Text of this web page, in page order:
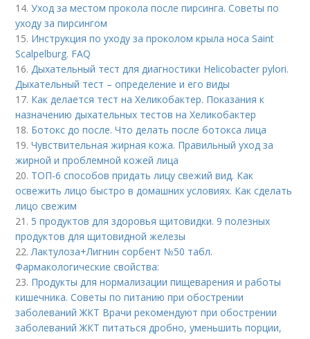
14.Уход за местом прокола после пирсинга. Советы по
уходу за пирсингом
15. Инструкция по уходу за проколом крыла носа Saint
Scalpelburg. FAQ
16. Дыхательный тест для диагностики Helicobacter pylori.
Дыхательный тест – определение и его виды
17. Как делается тест на Хеликобактер. Показания к
назначению дыхательных тестов на Хеликобактер
18. Ботокс до после. Что делать после ботокса лица
19.Чувствительная жирная кожа. Правильный уход за
жирной и проблемной кожей лица
20. ТОП-6 способов придать лицу свежий вид. Как
освежить лицо быстро в домашних условиях. Как сделать
лицо свежим
21. 5 продуктов для здоровья щитовидки. 9 полезных
продуктов для щитовидной железы
22. Лактулоза+Лигнин сорбент №50 табл.
Фармакологические свойства:
23. Продукты для нормализации пищеварения и работы
кишечника. Советы по питанию при обострении
заболеваний ЖКТ Врачи рекомендуют при обострении
заболеваний ЖКТ питаться дробно, уменьшить порции,